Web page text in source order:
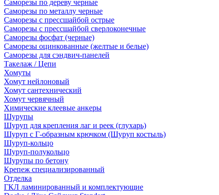
Саморезы по дереву черные
Саморезы по металлу черные
Саморезы с прессшайбой острые
Саморезы с прессшайбой сверлоконечные
Саморезы фосфат (черные)
Саморезы оцинкованные (желтые и белые)
Саморезы для сэндвич-панелей
Такелаж / Цепи
Хомуты
Хомут нейлоновый
Хомут сантехнический
Хомут червячный
Химические клеевые анкеры
Шурупы
Шуруп для крепления лаг и реек (глухарь)
Шуруп с Г-образным крючком (Шуруп костыль)
Шуруп-кольцо
Шуруп-полукольцо
Шурупы по бетону
Крепеж специализированный
Отделка
ГКЛ ламинированный и комплектующие